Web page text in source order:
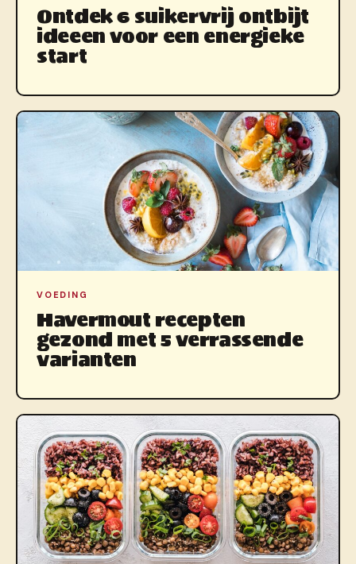
Ontdek 6 suikervrij ontbijt
ideeen voor een energieke
start
VOEDING
Havermout recepten
gezond met 5 verrassende
varianten